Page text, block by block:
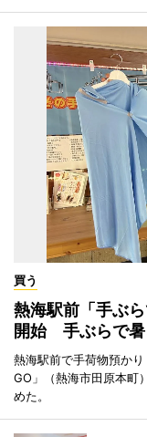
買う
熱海駅前「手ぶ
開始 手ぶらで暑
熱海駅前で手荷物預か
GO」（熱海市田原本町
めた。